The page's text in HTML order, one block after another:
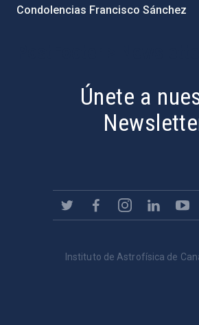
Condolencias Francisco Sánchez
Únete a
Instituto de Astrofísica de